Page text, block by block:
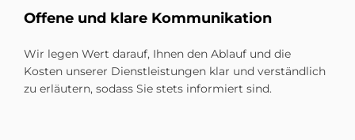
Of­fe­ne und kla­re Kom­mu­ni­ka­ti­on
Wir legen Wert darauf, Ihnen den Ablauf und die
Kosten unserer Dienstleistungen klar und verständlich
zu erläutern, sodass Sie stets informiert sind.